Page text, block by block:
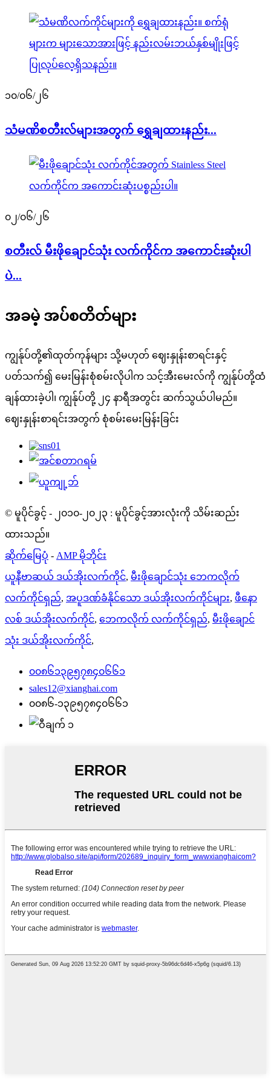
၁၀/၀၆/၂၆
သံမဏိစတီးလ်များအတွက် ရွှေချထားနည်း...
၀၂/၀၆/၂၆
စတီးလ် မီးဖိုချောင်သုံး လက်ကိုင်က အကောင်းဆုံးပါ
ပဲ...
အခမဲ့ အပ်စတိတ်များ
ကျွန်ုပ်တို့၏ထုတ်ကုန်များ သို့မဟုတ် ဈေးနှုန်းစာရင်းနှင့်
ပတ်သက်၍ မေးမြန်းစုံစမ်းလိုပါက သင့်အီးမေးလ်ကို ကျွန်ုပ်တို့ထံ
ချန်ထားခဲ့ပါ၊ ကျွန်ုပ်တို့ ၂၄ နာရီအတွင်း ဆက်သွယ်ပါမည်။
ဈေးနှုန်းစာရင်းအတွက် စုံစမ်းမေးမြန်းခြင်း
© မူပိုင်ခွင့် - ၂၀၁၀-၂၀၂၃ : မူပိုင်ခွင့်အားလုံးကို သိမ်းဆည်း
ထားသည်။
ဆိုက်မြေပုံ - AMP မိုဘိုင်း
ယူနီဗာဆယ် ဒယ်အိုးလက်ကိုင်, မီးဖိုချောင်သုံး ဘေကလိုက်
လက်ကိုင်ရှည်, အပူဒဏ်ခံနိုင်သော ဒယ်အိုးလက်ကိုင်များ, ဖီနော
လစ် ဒယ်အိုးလက်ကိုင်, ဘေကလိုက် လက်ကိုင်ရှည်, မီးဖိုချောင်
သုံး ဒယ်အိုးလက်ကိုင်,
၀၀၈၆၁၃၉၅၇၈၄၀၆၆၁
sales12@xianghai.com
၀၀၈၆-၁၃၉၅၇၈၄၀၆၆၁